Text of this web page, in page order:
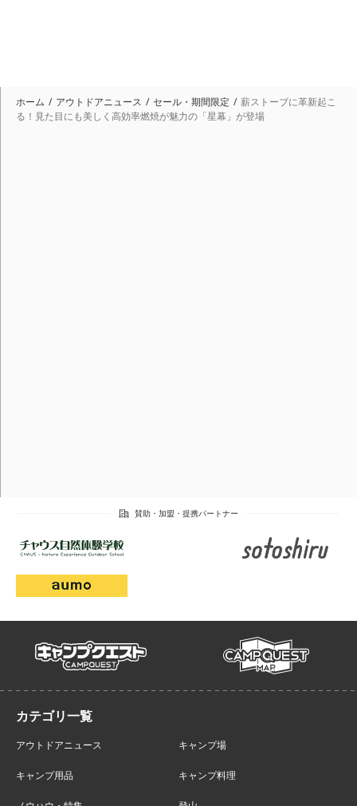
ホーム アウトドアニュース セール・期間限定
薪ストーブに革新起こ
る！見た目にも美しく高効率燃焼が魅力の「星幕」が登場
campquest campmap
アウトドアニュース キャンプ場
キャンプ用品 キャンプ料理